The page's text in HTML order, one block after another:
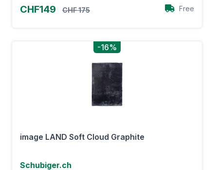
CHF149 CHF 175 Free
-16%
image LAND Soft Cloud Graphite
Schubiger.ch